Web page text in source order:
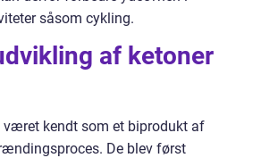
såsom cykling.
af ketoner
kendt som et biprodukt af
De blev først